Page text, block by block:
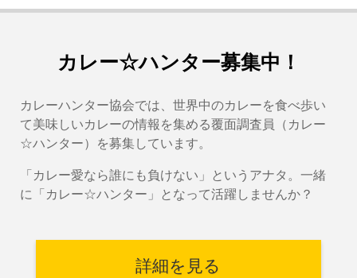
カレー☆ハンター募集中！
カレーハンター協会では、世界中のカレーを食べ歩い
て美味しいカレーの情報を集める覆面調査員（カレー
☆ハンター）を募集しています。
「カレー愛なら誰にも負けない」というアナタ。一緒
に「カレー☆ハンター」となって活躍しませんか？
詳細を見る